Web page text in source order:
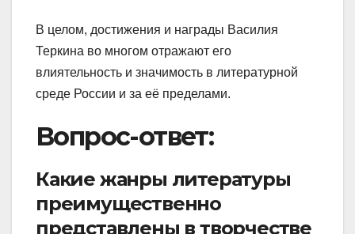
В целом, достижения и награды Василия
Теркина во многом отражают его
влиятельность и значимость в литературной
среде России и за её пределами.
Вопрос-ответ:
Какие жанры литературы
преимущественно
представлены в творчестве